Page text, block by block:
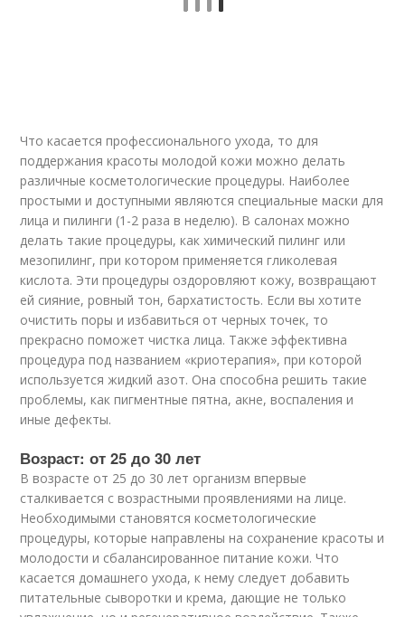
Что касается профессионального ухода, то для
поддержания красоты молодой кожи можно делать
различные косметологические процедуры. Наиболее
простыми и доступными являются специальные маски для
лица и пилинги (1-2 раза в неделю). В салонах можно
делать такие процедуры, как химический пилинг или
мезопилинг, при котором применяется гликолевая
кислота. Эти процедуры оздоровляют кожу, возвращают
ей сияние, ровный тон, бархатистость. Если вы хотите
очистить поры и избавиться от черных точек, то
прекрасно поможет чистка лица. Также эффективна
процедура под названием «криотерапия», при которой
используется жидкий азот. Она способна решить такие
проблемы, как пигментные пятна, акне, воспаления и
иные дефекты.
Возраст: от 25 до 30 лет
В возрасте от 25 до 30 лет организм впервые
сталкивается с возрастными проявлениями на лице.
Необходимыми становятся косметологические
процедуры, которые направлены на сохранение красоты и
молодости и сбалансированное питание кожи. Что
касается домашнего ухода, к нему следует добавить
питательные сыворотки и крема, дающие не только